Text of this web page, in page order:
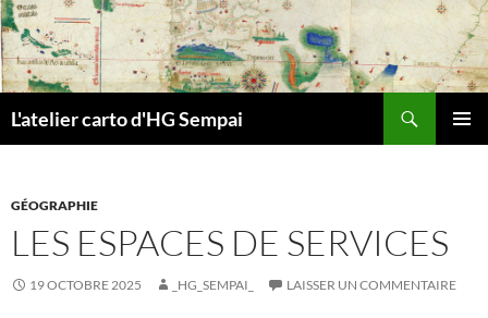
Aller
au
contenu
L'atelier carto d'HG Sempai
GÉOGRAPHIE
LES ESPACES DE SERVICES
19 OCTOBRE 2025 _HG_SEMPAI_ LAISSER UN COMMENTAIRE